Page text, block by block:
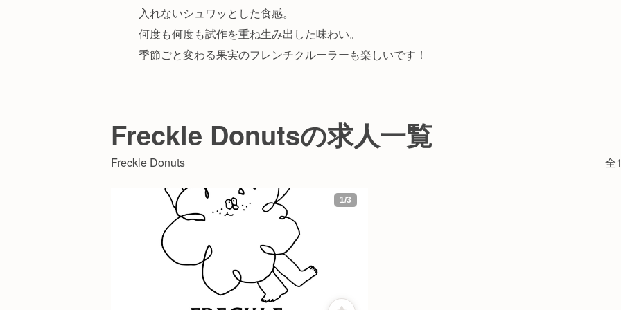
入れないシュワッとした食感。
何度も何度も試作を重ね生み出した味わい。
季節ごと変わる果実のフレンチクルーラーも楽しいです！
Freckle Donutsの求人一覧
Freckle Donuts 全
1/3